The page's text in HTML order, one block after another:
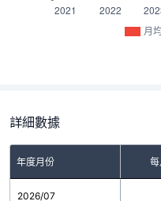
月
詳細數據
年度月份 每
2026/07